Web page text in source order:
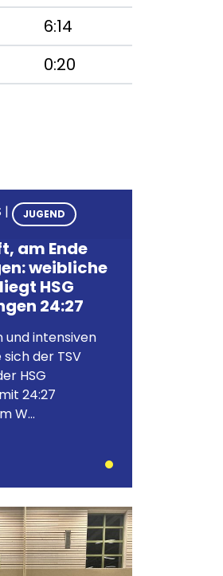
6:14
0:20
| JUGEND
am Ende
weibliche
HSG
24:27
und intensiven
der TSV
HSG
24:27
W...